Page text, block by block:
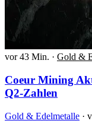
vor 43 Min. · Gold &
Coeur Mining
Q2-Zahlen
Gold & Edelmetalle ·